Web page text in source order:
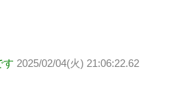
す 2025/02/04(火) 21:06:22.62